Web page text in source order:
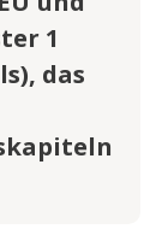
1
das